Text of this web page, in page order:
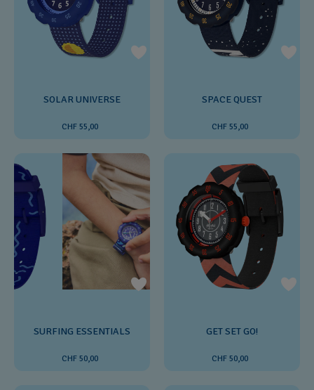
SOLAR UNIVERSE
CHF 55,00
SPACE QUEST
CHF 55,00
SURFING ESSENTIALS
CHF 50,00
GET SET GO!
CHF 50,00